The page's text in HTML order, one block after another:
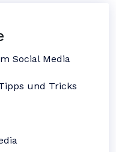
Social Media
und Tricks